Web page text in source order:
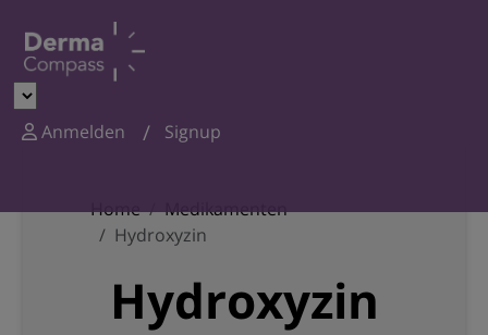
Anmelden Signup
Home
Medikamenten
Hydroxyzin
Hydroxyzin